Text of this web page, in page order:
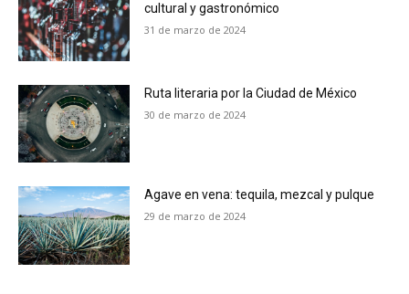
cultural y gastronómico
31 de marzo de 2024
Ruta literaria por la Ciudad de México
30 de marzo de 2024
Agave en vena: tequila, mezcal y pulque
29 de marzo de 2024